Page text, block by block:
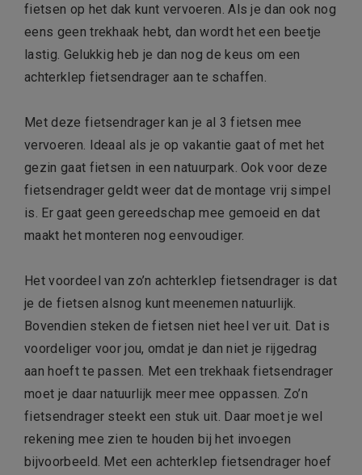
fietsen op het dak kunt vervoeren. Als je dan ook nog
eens geen trekhaak hebt, dan wordt het een beetje
lastig. Gelukkig heb je dan nog de keus om een
achterklep fietsendrager aan te schaffen.
Met deze fietsendrager kan je al 3 fietsen mee
vervoeren. Ideaal als je op vakantie gaat of met het
gezin gaat fietsen in een natuurpark. Ook voor deze
fietsendrager geldt weer dat de montage vrij simpel
is. Er gaat geen gereedschap mee gemoeid en dat
maakt het monteren nog eenvoudiger.
Het voordeel van zo’n achterklep fietsendrager is dat
je de fietsen alsnog kunt meenemen natuurlijk.
Bovendien steken de fietsen niet heel ver uit. Dat is
voordeliger voor jou, omdat je dan niet je rijgedrag
aan hoeft te passen. Met een trekhaak fietsendrager
moet je daar natuurlijk meer mee oppassen. Zo’n
fietsendrager steekt een stuk uit. Daar moet je wel
rekening mee zien te houden bij het invoegen
bijvoorbeeld. Met een achterklep fietsendrager hoef